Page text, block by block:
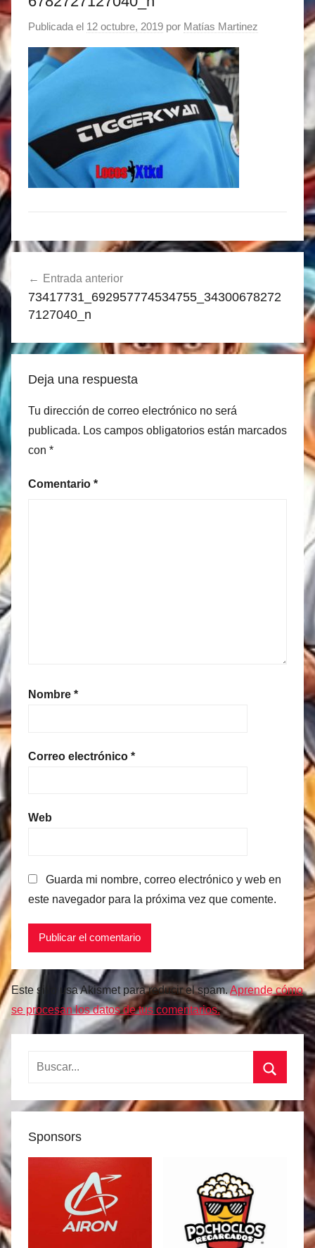
Publicada el 12 octubre, 2019 por Matías Martinez
de
entradas
Entrada anterior
73417731_692957774534755_34300678272
7127040_n
Deja una respuesta
Tu dirección de correo electrónico no será
publicada. Los campos obligatorios están marcados
con *
Comentario *
Nombre *
Correo electrónico *
Web
Guarda mi nombre, correo electrónico y web en
este navegador para la próxima vez que comente.
Este sitio usa Akismet para reducir el spam. Aprende cómo
se procesan los datos de tus comentarios.
Buscar:
Sponsors